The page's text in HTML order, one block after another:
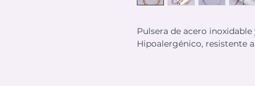
Pulsera de acero inoxidable
Hipoalergénico, resistente a